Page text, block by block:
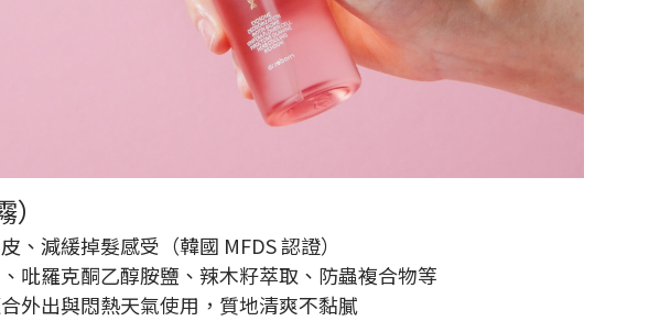
、減緩掉髮感受（韓國 MFDS 認證）
吡羅克酮乙醇胺鹽、辣木籽萃取、防蟲複合物等
外出與悶熱天氣使用，質地清爽不黏膩